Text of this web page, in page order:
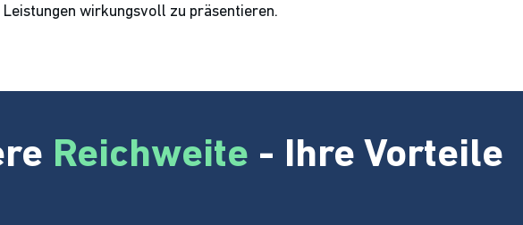
wirkungsvoll zu präsentieren.
Reichweite - Ihre Vorteile